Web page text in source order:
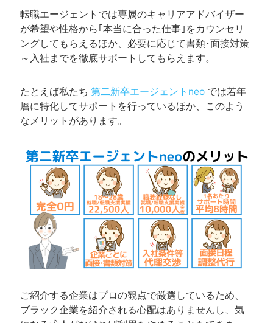
転職エージェントでは専属のキャリアアドバイザー
が希望や性格から｢本当に合った仕事｣をカウンセリ
ングしてもらえるほか、必要に応じて書類･面接対策
～入社までを徹底サポートしてもらえます。
たとえば私たち 第二新卒エージェントneo では若年
層に特化してサポートを行っているほか、このよう
なメリットがあります。
ご紹介する企業はプロの観点で厳選しているため、
ブラック企業を紹介される心配はありませんし、気